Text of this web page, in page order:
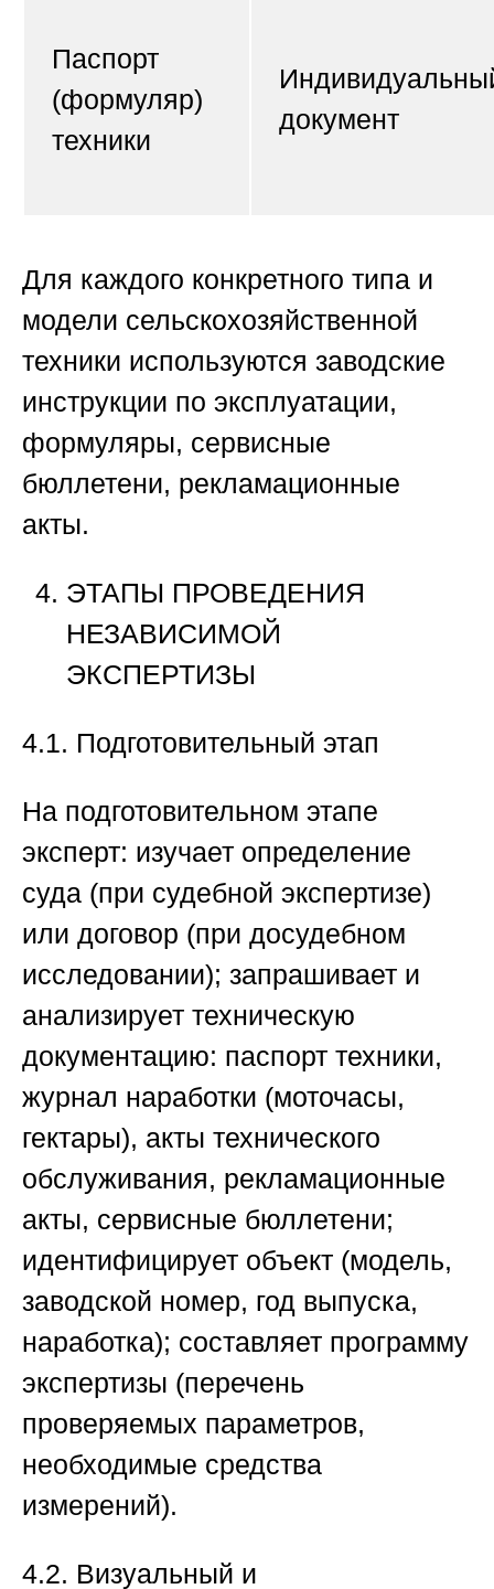
Паспорт
(формуляр)
техники
документ
Для каждого конкретного типа и
модели сельскохозяйственной
техники используются заводские
инструкции по эксплуатации,
формуляры, сервисные
бюллетени, рекламационные
акты.
ЭТАПЫ ПРОВЕДЕНИЯ
НЕЗАВИСИМОЙ
ЭКСПЕРТИЗЫ
4.1. Подготовительный этап
На подготовительном этапе
эксперт: изучает определение
суда (при судебной экспертизе)
или договор (при досудебном
исследовании); запрашивает и
анализирует техническую
документацию: паспорт техники,
журнал наработки (моточасы,
гектары), акты технического
обслуживания, рекламационные
акты, сервисные бюллетени;
идентифицирует объект (модель,
заводской номер, год выпуска,
наработка); составляет программу
экспертизы (перечень
проверяемых параметров,
необходимые средства
измерений).
4.2. Визуальный и